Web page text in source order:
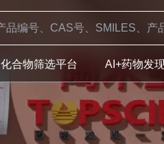
化合物筛选平台 AI+药物发